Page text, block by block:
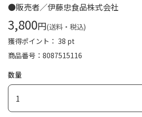
●販売者／伊藤忠食品株式会社
3,800円(送料・税込)
獲得ポイント： 38 pt
商品番号
8087515116
数量
1